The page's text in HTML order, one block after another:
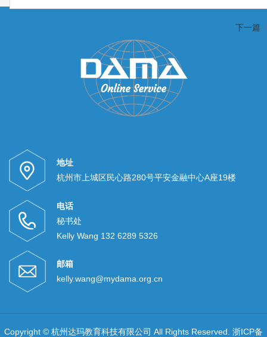
下一篇
地址
杭州市上城区民心路280号平安金融中心A座19楼
电话
秘书处
Kelly Wang 132 6289 5326
邮箱
kelly.wang@mydama.org.cn
Copyright © 杭州达玛教育科技有限公司 All Rights Reserved. 浙ICP备